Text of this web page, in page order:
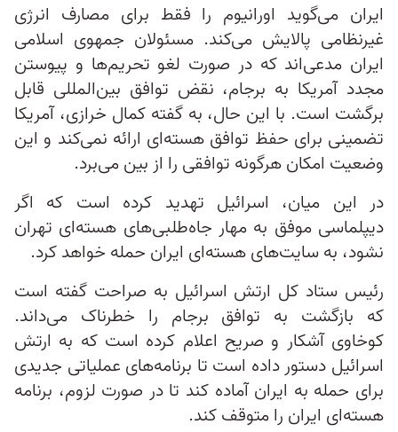
ایران می‌گوید اورانیوم را فقط برای مصارف انرژی
غیرنظامی پالایش می‌کند. مسئولان جمهوی اسلامی
ایران مدعی‌اند که در صورت لغو تحریم‌ها و پیوستن
مجدد آمریکا به برجام، نقض توافق بین‌المللی قابل
برگشت است. با این حال، به گفته کمال خرازی، آمریکا
تضمینی برای حفظ توافق هسته‌ای ارائه نمی‌کند و این
وضعیت امکان هرگونه توافقی را از بین می‌برد.
در این میان، اسرائیل تهدید کرده است که اگر
دیپلماسی موفق به مهار جاه‌طلبی‌های هسته‌ای تهران
نشود، به سایت‌های هسته‌ای ایران حمله خواهد کرد.
رئیس ستاد کل ارتش اسرائیل به صراحت گفته است
که بازگشت به توافق برجام را خطرناک می‌داند.
کوخاوی آشکار و صریح اعلام کرده است که به ارتش
اسرائیل دستور داده است تا برنامه‌های عملیاتی جدیدی
برای حمله به ایران آماده کند تا در صورت لزوم، برنامه
هسته‌ای ایران را متوقف کند.